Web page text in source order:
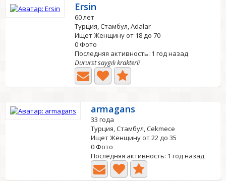
Ersin
60 лет
Турция, Стамбул, Adalar
Ищет Женщину от 18 до 70
0 Фото
Последняя активность: 1 год назад
Dururst saygılı krakterli
armagans
33 года
Турция, Стамбул, Cekmece
Ищет Женщину от 22 до 35
0 Фото
Последняя активность: 1 год назад